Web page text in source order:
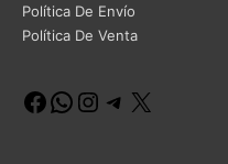
Política De Envío
Política De Venta
Facebook
WhatsApp
Instagram
Telegram